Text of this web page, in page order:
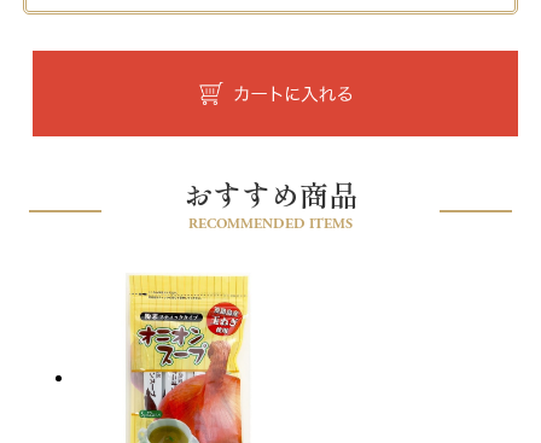
おすすめ商品
RECOMMENDED ITEMS